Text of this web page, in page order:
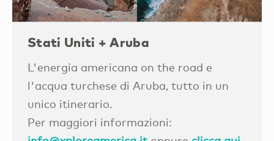
Stati Uniti + Aruba
L'energia americana on the road e
l'acqua turchese di Aruba, tutto in un
unico itinerario.
Per maggiori informazioni: